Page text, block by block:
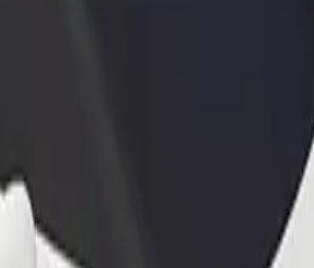
და იპოვე საუკეთესო